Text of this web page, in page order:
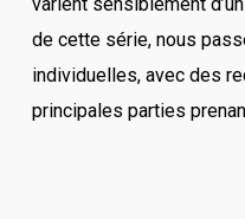
de cette série, nous
individuelles, avec des
principales parties